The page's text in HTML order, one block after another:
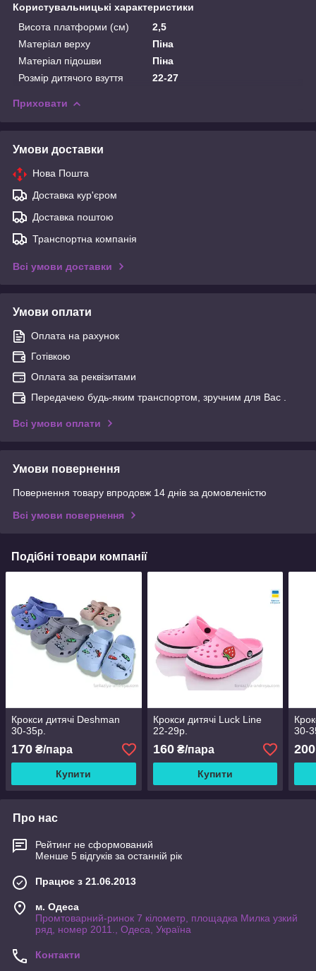
Користувальницькі характеристики
Висота платформи (см)
2,5
Матеріал верху
Піна
Матеріал підошви
Піна
Розмір дитячого взуття
22-27
Приховати
Умови доставки
Нова Пошта
Доставка кур'єром
Доставка поштою
Транспортна компанія
Всі умови доставки
Умови оплати
Оплата на рахунок
Готівкою
Оплата за реквізитами
Передачею будь-яким транспортом, зручним для Вас .
Всі умови оплати
Умови повернення
Повернення товару впродовж 14 днів за домовленістю
Всі умови повернення
Подібні товари компанії
Крокси дитячі Deshman
30-35р.
170 ₴/пара
Купити
Крокси дитячі Luck Line
22-29р.
160₴/пара
Купити
30-
200
Про нас
Рейтинг не сформований
Менше 5 відгуків за останній рік
Працює з 21.06.2013
м. Одеса
Промтоварний-ринок 7 кілометр, площадка Милка узкий
ряд, номер 2011., Одеса, Україна
Контакти